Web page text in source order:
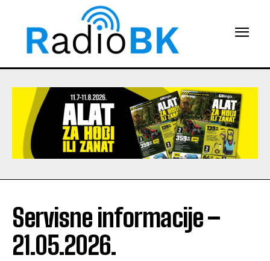
Servisne informacije –
21.05.2026.